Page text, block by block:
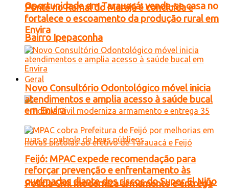
Oportunidade em Tarauacá: vende-se casa no
Bairro Ipepaconha
Geral
Polícia Civil moderniza armamento e entrega
Ponte no Ramal do Marajá é concluída e
fortalece o escoamento da produção rural em
Envira
Novo Consultório Odontológico móvel inicia
atendimentos e amplia acesso à saúde bucal
em Envira
Feijó: MPAC expede recomendação para
reforçar prevenção e enfrentamento às
queimadas diante dos riscos do Super El Niño